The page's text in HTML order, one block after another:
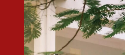
Tờ Gấp
Kẹp File
Phong Bì
In Quạt
BẢNG GIÁ GIA CÔNG